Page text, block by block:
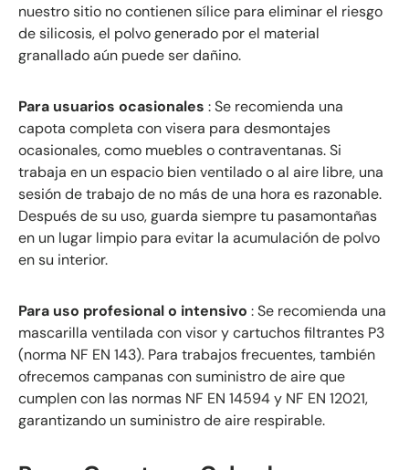
nuestro sitio no contienen sílice para eliminar el riesgo
de silicosis, el polvo generado por el material
granallado aún puede ser dañino.
Para usuarios ocasionales : Se recomienda una
capota completa con visera para desmontajes
ocasionales, como muebles o contraventanas. Si
trabaja en un espacio bien ventilado o al aire libre, una
sesión de trabajo de no más de una hora es razonable.
Después de su uso, guarda siempre tu pasamontañas
en un lugar limpio para evitar la acumulación de polvo
en su interior.
Para uso profesional o intensivo : Se recomienda una
mascarilla ventilada con visor y cartuchos filtrantes P3
(norma NF EN 143). Para trabajos frecuentes, también
ofrecemos campanas con suministro de aire que
cumplen con las normas NF EN 14594 y NF EN 12021,
garantizando un suministro de aire respirable.